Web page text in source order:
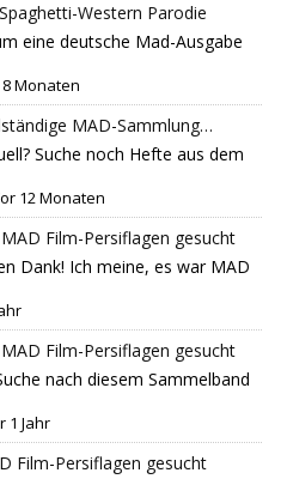
Western Parodie
eine deutsche Mad-Ausgabe
Monaten
MAD-Sammlung…
Suche noch Hefte aus dem
12 Monaten
Film-Persiflagen gesucht
Dank! Ich meine, es war MAD
Film-Persiflagen gesucht
nach diesem Sammelband
1 Jahr
Film-Persiflagen gesucht